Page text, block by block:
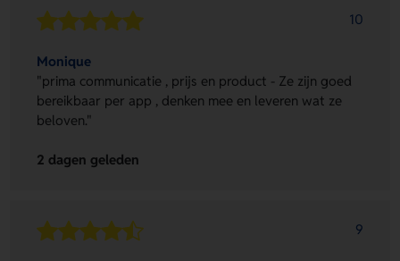
10
Monique
"prima communicatie , prijs en product - Ze zijn goed
bereikbaar per app , denken mee en leveren wat ze
beloven."
2 dagen geleden
9